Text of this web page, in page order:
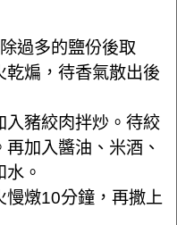
過多的鹽份後取
乾煸，待香氣散出後
入豬絞肉拌炒。待絞
加入醬油、米酒、
。
燉10分鐘，再撒上